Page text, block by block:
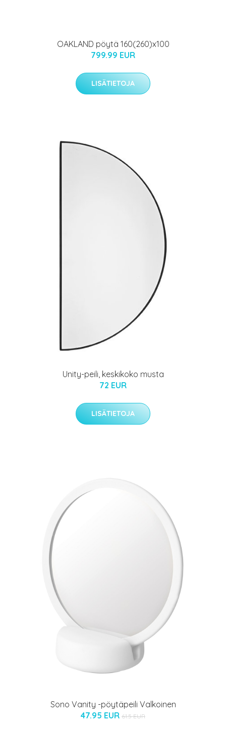
OAKLAND pöytä 160(260)x100
799.99 EUR
LISÄTIETOJA
Unity-peili, keskikoko musta
72 EUR
LISÄTIETOJA
Sono Vanity -pöytäpeili Valkoinen
47.95 EUR 61.5 EUR